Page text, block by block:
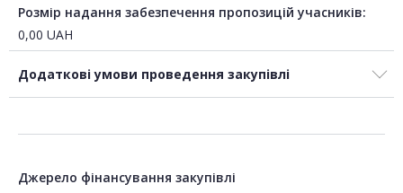
Розмір надання забезпечення пропозицій учасників:
0,00 UAH
Додаткові умови проведення закупівлі
Джерело фінансування закупівлі